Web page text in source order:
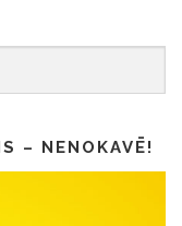
– NENOKAVĒ!